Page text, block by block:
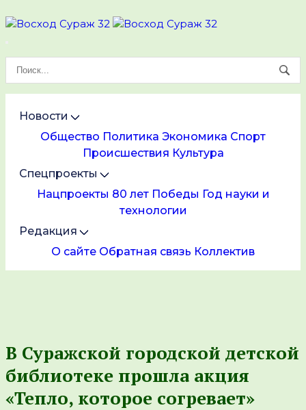
Новости
Общество Политика Экономика Спорт
Происшествия Культура
Спецпроекты
Нацпроекты 80 лет Победы Год науки и
технологии
Редакция
О сайте Обратная связь Коллектив
В Суражской городской детской
библиотеке прошла акция
«Тепло, которое согревает»